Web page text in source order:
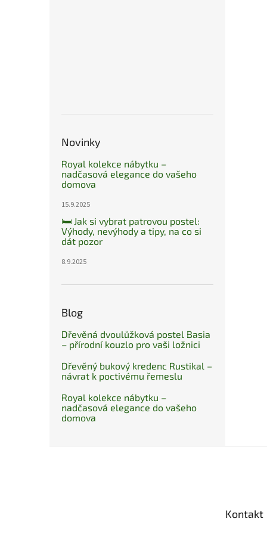
Novinky
Royal kolekce nábytku –
nadčasová elegance do vašeho
domova
15.9.2025
🛏️ Jak si vybrat patrovou postel:
Výhody, nevýhody a tipy, na co si
dát pozor
8.9.2025
Blog
Dřevěná dvoulůžková postel Basia
– přírodní kouzlo pro vaši ložnici
Dřevěný bukový kredenc Rustikal –
návrat k poctivému řemeslu
Royal kolekce nábytku –
nadčasová elegance do vašeho
domova
Kontakt